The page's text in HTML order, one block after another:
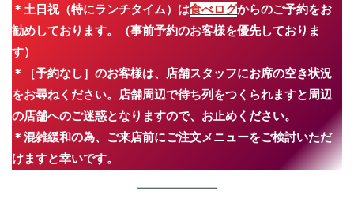
＊土日祝（特にランチタイム）は食べログからのご予約をお
勧めしております。（事前予約のお客様を優先しておりま
す）
＊［予約なし］のお客様は、店舗スタッフにお席の空き状況
をお尋ねください。店舗周辺で待ち列をつくられますと周辺
の店舗へのご迷惑となりますので、お止めください。
＊混雑緩和の為、ご来店前にご注文メニューをご検討いただ
けますと幸いです。